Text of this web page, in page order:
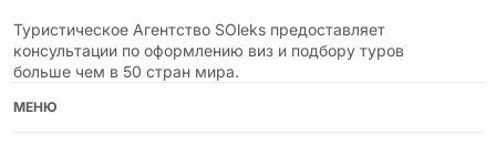
Туристическое Агентство SOleks предоставляет
консультации по оформлению виз и подбору туров
больше чем в 50 стран мира.
МЕНЮ